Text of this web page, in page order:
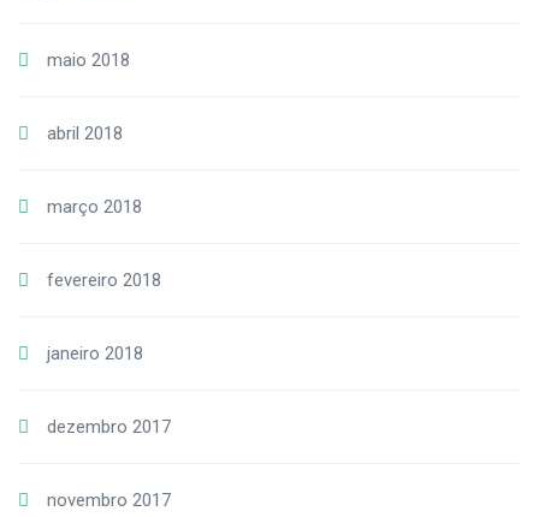
maio 2018
abril 2018
março 2018
fevereiro 2018
janeiro 2018
dezembro 2017
novembro 2017